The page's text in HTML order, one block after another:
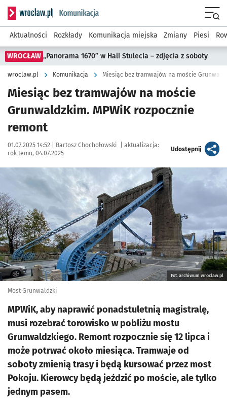
Serwis informacyjny wroclaw.pl podserwis: Komunikacja
Aktualności Rozkłady Komunikacja miejska Zmiany Piesi
WROCŁAW „Panorama 1670” w Hali Stulecia – zdjęcia z soboty
wroclaw.pl Komunikacja Miesiąc bez tramwajów na moście
Miesiąc bez tramwajów na moście
Grunwaldzkim. MPWiK rozpocznie
remont
Data publikacji:
01.07.2025 14:52 | Autor:
Bartosz Chochołowski
aktualizacja:
rok temu, 04.07.2025
Udostępnijartykuł
Kliknij, aby powiększyć
Fot. archiwum wroclaw.pl
Most Grunwaldzki
MPWiK, aby naprawić ponadstuletnią magistralę,
musi rozebrać torowisko w pobliżu mostu
Grunwaldzkiego. Remont rozpocznie się 12 lipca i
może potrwać około miesiąca. Tramwaje od
soboty zmienią trasy i będą kursować przez most
Pokoju. Kierowcy będą jeździć po moście, ale tylko
jednym pasem.